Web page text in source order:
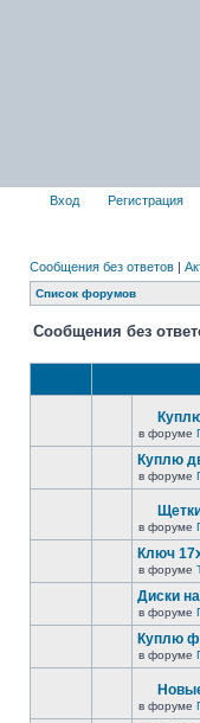
Вход Регистрация
Сообщения без ответов |
Список форумов
Сообщения без
в форуме
Куплю
в форуме
в форуме
Ключ
в форуме
Диски
в форуме
Куплю
в форуме
в форуме